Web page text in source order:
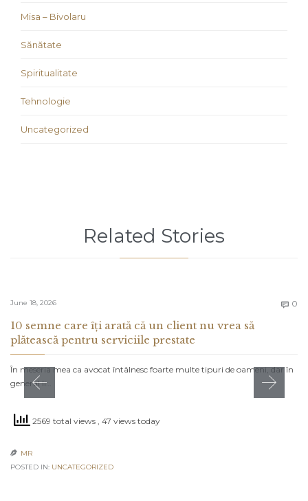
Misa – Bivolaru
Sănătate
Spiritualitate
Tehnologie
Uncategorized
Related Stories
June 18, 2026  0
10 semne care îți arată că un client nu vrea să
plătească pentru serviciile prestate
În meseria mea ca avocat întâlnesc foarte multe tipuri de oameni, dar în
general îi…
2569 total views , 47 views today
 MR
POSTED IN: UNCATEGORIZED